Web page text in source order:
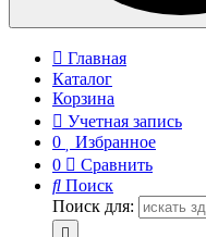
Главная
Каталог
Корзина
Учетная запись
0
Избранное
0
Сравнить
Поиск
Поиск для: